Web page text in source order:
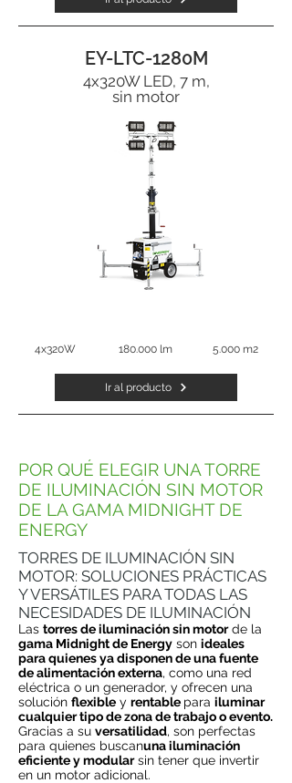
EY-LTC-1280M
4x320W LED, 7 m,
sin motor
4x320W 180.000 lm 5.000 m2
Ir al producto
POR QUÉ ELEGIR UNA TORRE
DE ILUMINACIÓN SIN MOTOR
DE LA GAMA MIDNIGHT DE
ENERGY
TORRES DE ILUMINACIÓN SIN
MOTOR: SOLUCIONES PRÁCTICAS
Y VERSÁTILES PARA TODAS LAS
NECESIDADES DE ILUMINACIÓN
Las torres de iluminación sin motorde la
gama Midnight de Energy son ideales
para quienes ya disponen de una fuente
de alimentación externa, como una red
eléctrica o un generador, y ofrecen una
solución flexible y rentable para iluminar
cualquier tipo de zona de trabajo o evento.
Gracias a su versatilidad, son perfectas
para quienes buscanuna iluminación
eficiente y modularsin tener que invertir
en un motor adicional.